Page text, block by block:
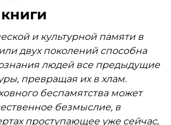
в историческом
посвященное Генриху
изумляет
В.Сиротина к их
стандартные рамки
канонов. Яркая
в осмыслении мировой
и духовной жизни, зрелость
и культурной памяти в
двух поколений способна
людей все предыдущие
превращая их в хлам.
беспамятства может
безмыслие, в
проступающее уже сейчас,